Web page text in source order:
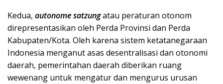
Kedua, autonome satzungatau peraturan otonom
direpresentasikan oleh Perda Provinsi dan Perda
Kabupaten/Kota. Oleh karena sistem ketatanegaraan
Indonesia menganut asas desentralisasi dan otonomi
daerah, pemerintahan daerah diberikan ruang
wewenang untuk mengatur dan mengurus urusan